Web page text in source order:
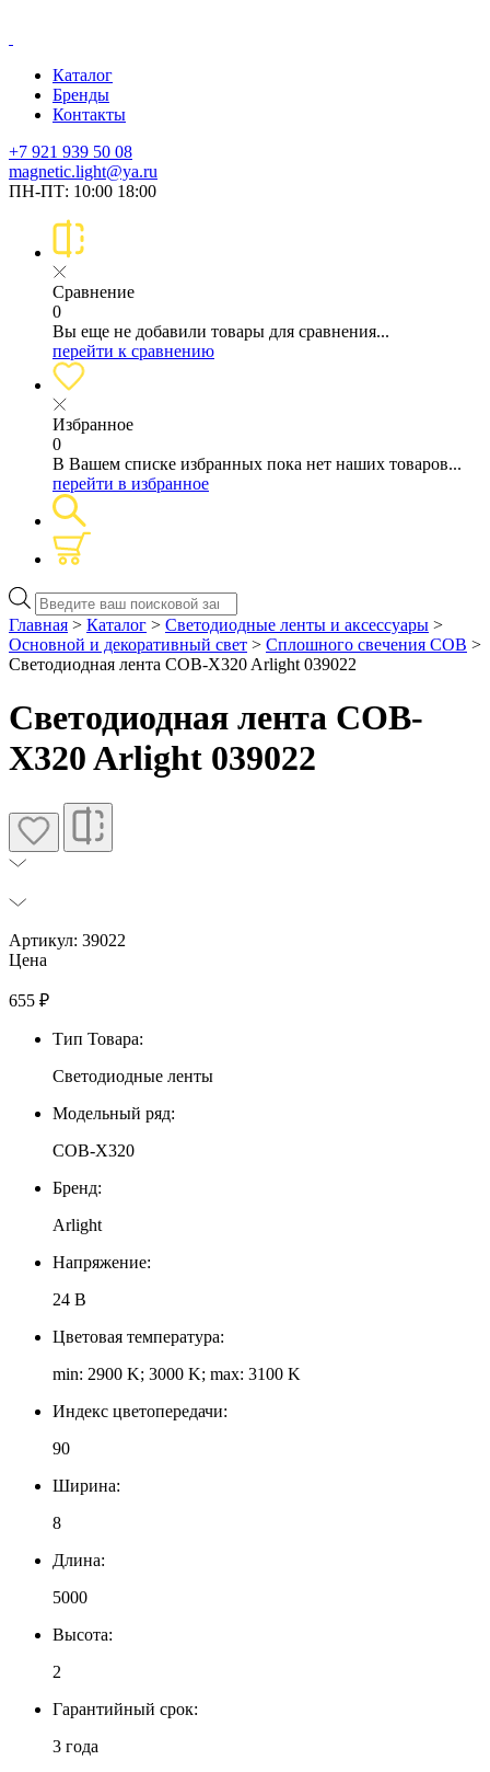
Каталог
Бренды
Контакты
+7 921 939 50 08
magnetic.light@ya.ru
ПН-ПТ: 10:00 18:00
Сравнение
0
Вы еще не добавили товары для сравнения...
перейти к сравнению
Избранное
0
В Вашем списке избранных пока нет наших товаров...
перейти в избранное
Поиск
товаров
Главная > Каталог > Светодиодные ленты и аксессуары >
Основной и декоративный свет > Сплошного свечения COB >
Светодиодная лента COB-X320 Arlight 039022
Светодиодная лента COB-
X320 Arlight 039022
Артикул: 39022
Цена
655 ₽
Тип Товара:
Светодиодные ленты
Модельный ряд:
COB-X320
Бренд:
Arlight
Напряжение:
24 В
Цветовая температура:
min: 2900 K; 3000 K; max: 3100 K
Индекс цветопередачи:
90
Ширина:
8
Длина:
5000
Высота:
2
Гарантийный срок:
3 года